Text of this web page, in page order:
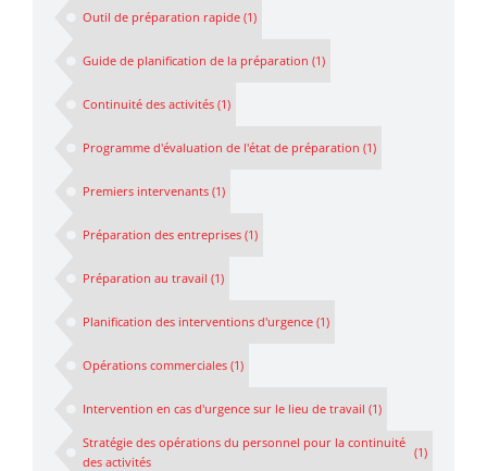
Outil de préparation rapide (1)
Guide de planification de la préparation (1)
Continuité des activités (1)
Programme d'évaluation de l'état de préparation (1)
Premiers intervenants (1)
Préparation des entreprises (1)
Préparation au travail (1)
Planification des interventions d'urgence (1)
Opérations commerciales (1)
Intervention en cas d'urgence sur le lieu de travail (1)
Stratégie des opérations du personnel pour la continuité
des activités
(1)